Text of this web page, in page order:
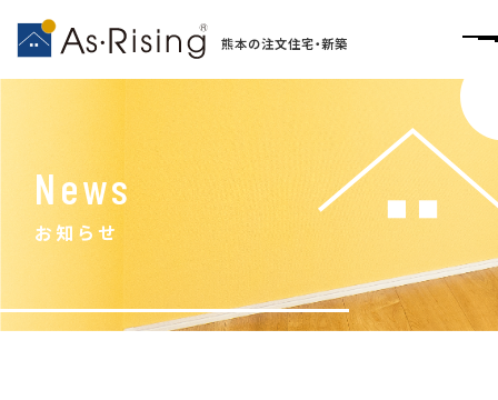
熊本の注文住宅・新築
News
お知らせ